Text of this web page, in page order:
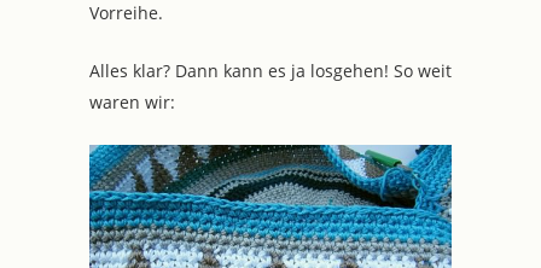
Vorreihe.
Alles klar? Dann kann es ja losgehen! So weit
waren wir: